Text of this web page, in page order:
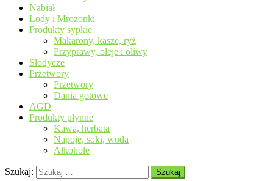
Nabiał
Lody i Mrożonki
Produkty sypkie
Makarony, kasze, ryż
Przyprawy, oleje i oliwy
Słodycze
Przetwory
Przetwory
Dania gotowe
AGD
Produkty płynne
Kawa, herbata
Napoje, soki, woda
Alkohole
Szukaj: